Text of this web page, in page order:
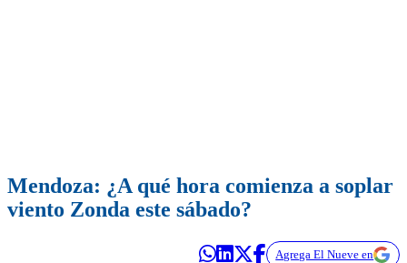
Mendoza: ¿A qué hora comienza a soplar
viento Zonda este sábado?
Agrega El Nueve en